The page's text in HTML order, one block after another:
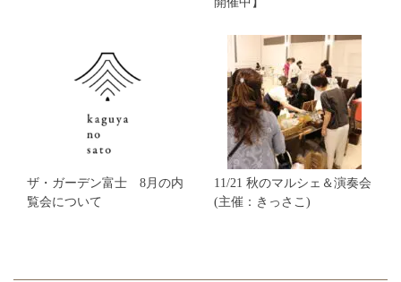
ザ・ガーデン富士 8月の内
覧会について
11/21 秋のマルシェ＆演奏会
(主催：きっさこ)